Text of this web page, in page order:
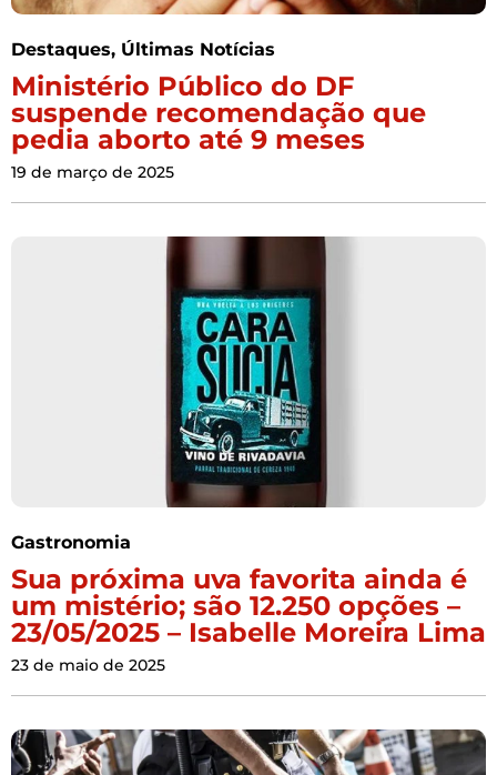
Destaques, Últimas Notícias
Ministério Público do DF
suspende recomendação que
pedia aborto até 9 meses
19 de março de 2025
Gastronomia
Sua próxima uva favorita ainda é
um mistério; são 12.250 opções –
23/05/2025 – Isabelle Moreira Lima
23 de maio de 2025